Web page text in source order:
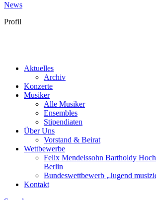
News
Profil
Aktuelles
Archiv
Konzerte
Musiker
Alle Musiker
Ensembles
Stipendiaten
Über Uns
Vorstand & Beirat
Wettbewerbe
Felix Mendelssohn Bartholdy
Berlin
Bundeswettbewerb „Jugend
Kontakt